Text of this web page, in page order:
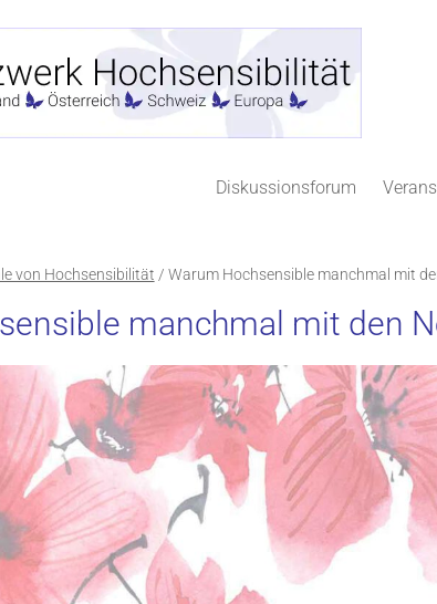
Diskussionsforum
von Hochsensibilität / Warum Hochsensible manchmal mit
manchmal mit den